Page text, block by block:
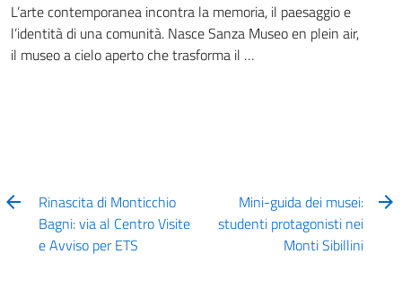
L’arte contemporanea incontra la memoria, il paesaggio e
l’identità di una comunità. Nasce Sanza Museo en plein air,
il museo a cielo aperto che trasforma il …
Rinascita di Monticchio
Bagni: via al Centro Visite
e Avviso per ETS
Mini-guida dei musei:
studenti protagonisti nei
Monti Sibillini